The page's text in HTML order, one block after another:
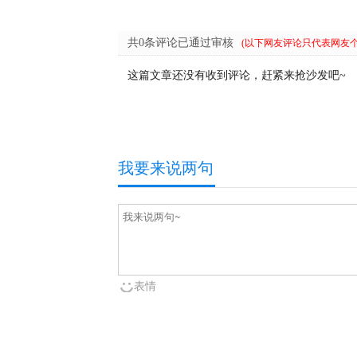
共0条评论已通过审核 (以下网友评论只代表网友
这篇文章还没有收到评论，赶紧来抢沙发吧~
我要来说两句
表情